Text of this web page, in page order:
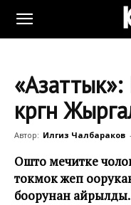
көргөн
Автор: Илгиз Чалбараков -
Ошто мечитке
токмок жеп
боорунан айрылды.